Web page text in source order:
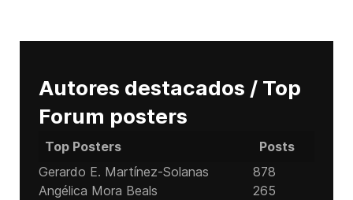
Autores destacados / Top
Forum posters
Top Posters
Posts
Gerardo E. Martínez-Solanas
878
Angélica Mora Beals
265